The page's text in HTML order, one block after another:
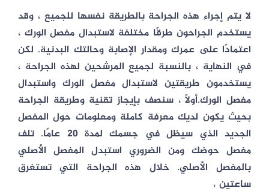
لا يتم إجراء هذه الجراحة بالطريقة نفسها للجميع ، وقد
يستخدم الجراحون طرقًا مختلفة لاستبدال مفصل الورك ،
اعتمادًا على عمرك ومقدار الإصابة وحالتك البدنية. لكن
في النهاية ، بالنسبة لجميع المرشحين لهذه الجراحة ،
يستخدمون طريقتين لاستبدال مفصل الورك واستبدال
مفصل الورك.أولاً ، سنصف بإيجاز تقنية وطريقة الجراحة
بحيث يكون لديك معرفة كاملة ومعلومات حول المفصل
الجديد الذي سيظل في جسمك لمدة 20 عامًا. تلف
مفصل حوضك ومن الضروري استبدل المفصل الأصلي
بالمفصل الأصلي. خلال هذه الجراحة التي تستغرق
ساعتين ،